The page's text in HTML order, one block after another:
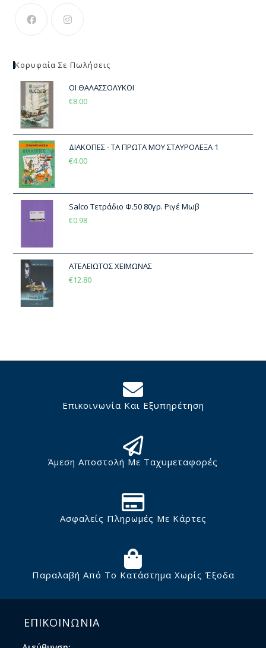
Κορυφαία Σε Πωλήσεις
ΟΙ ΘΑΛΑΣΣΟΛΥΚΟΙ
€8.00
ΔΙΑΚΟΠΕΣ - ΤΑ ΠΡΩΤΑ ΜΟΥ ΣΤΑΥΡΟΛΕΞΑ 1
€4.00
Salco Τετράδιο Φ.50 80γρ. Ριγέ Μωβ
€0.98
ΑΤΕΛΕΙΩΤΟΣ ΧΕΙΜΩΝΑΣ
€12.80
Επικοινωνία Και Εξυπηρέτηση
Άμεση Αποστολή Με Ταχυμεταφορές
Ασφαλείς Πληρωμές Με Κάρτες
Παραλαβή Από Το Κατάστημα Χωρίς Έξοδα
ΕΠΙΚΟΙΝΩΝΙΑ